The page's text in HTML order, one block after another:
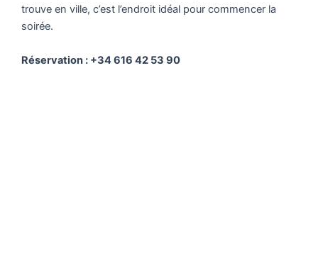
trouve en ville, c’est l’endroit idéal pour commencer la
soirée.
Réservation : +34 616 42 53 90